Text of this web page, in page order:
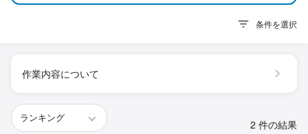
条件を選択
作業内容について
2 件の結果